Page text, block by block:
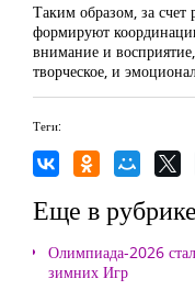
Таким образом, за
формируют
внимание и
творческое, и
Теги:
Еще в
Олимпиада-2026
зимних Игр